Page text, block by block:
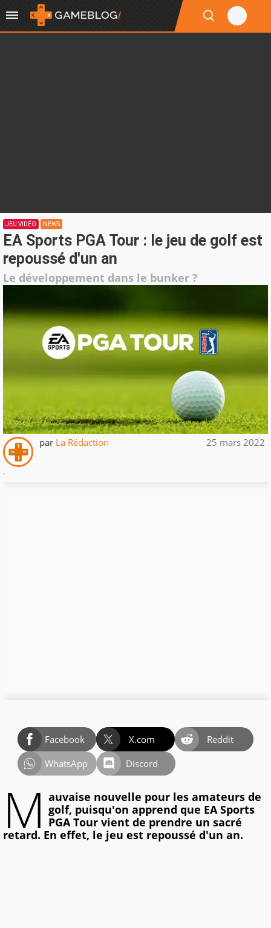
JEU VIDÉO NEWS
EA Sports PGA Tour : le jeu de golf est
repoussé d'un an
Le développement dans le bunker ?
par La Rédaction 25 mars 2022
.
Facebook X.com
Reddit
WhatsApp
Discord
M auvaise nouvelle pour les amateurs de
golf, puisqu'on apprend que EA Sports
PGA Tour vient de prendre un sacré
retard. En effet, le jeu est repoussé d'un an.